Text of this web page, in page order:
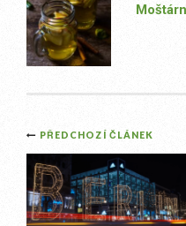
Post
navigation
PŘEDCHOZÍ ČLÁNEK